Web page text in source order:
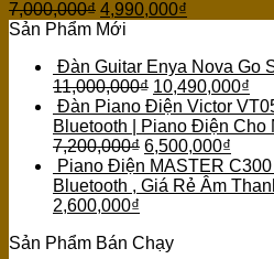
7,000,000₫ 4,990,000₫
Sản Phẩm Mới
Đàn Guitar Enya Nova Go
11,000,000₫ 10,490,000₫
Đàn Piano Điện Victor
Bluetooth | Piano Điện
7,200,000₫ 6,500,000₫
Piano Điện MASTER
Bluetooth , Giá Rẻ Âm
2,600,000₫
Sản Phẩm Bán Chạy